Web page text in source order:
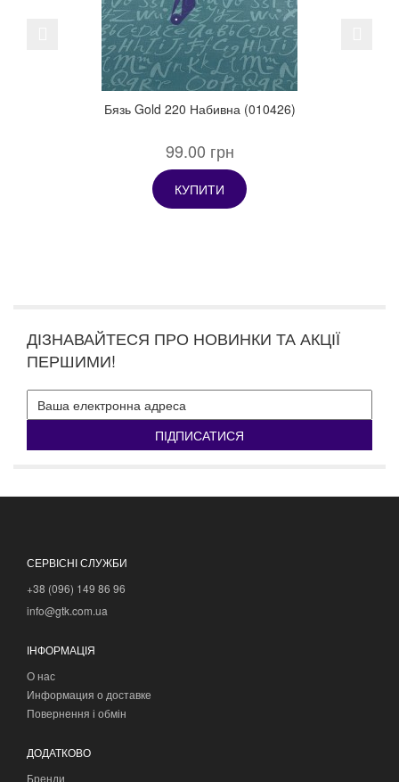
Бязь Gold 220 Набивна (010426)
99.00 грн
КУПИТИ
Previous
ДІЗНАВАЙТЕСЯ ПРО НОВИНКИ ТА АКЦІЇ
ПЕРШИМИ!
ПІДПИСАТИСЯ
СЕРВІСНІ СЛУЖБИ
+38 (096) 149 86 96
info@gtk.com.ua
ІНФОРМАЦІЯ
О нас
Информация о доставке
Повернення і обмін
ДОДАТКОВО
Бренди